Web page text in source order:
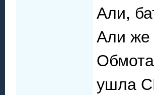
Али,
Али же
ушла